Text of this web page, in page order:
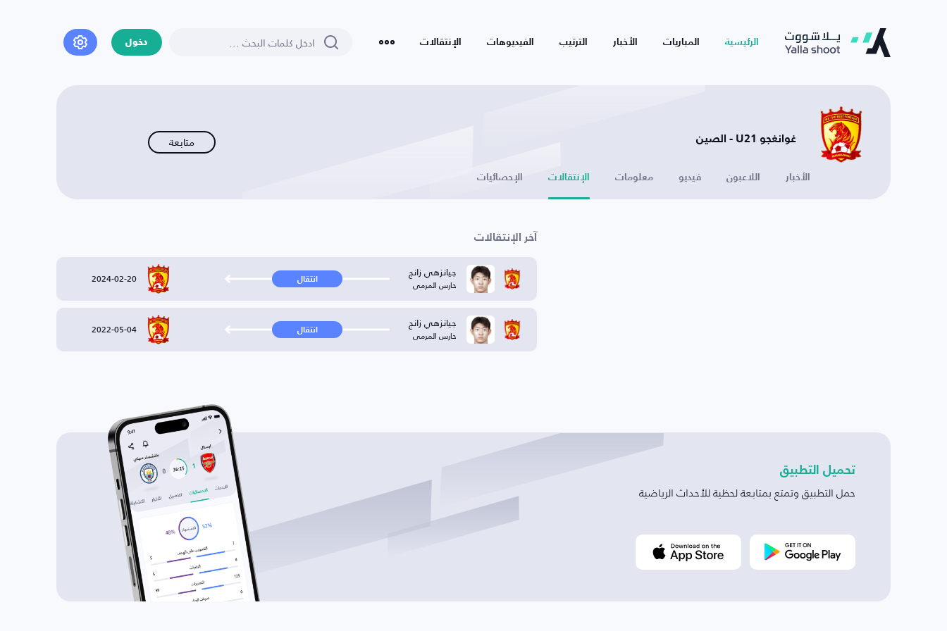
الرئيسية المباريات الأخبار الترتيب الفيديوهات الإنتقالات دخول
غوانغجو U21 - الصين متابعة
الأخبار اللاعبون فيديو معلومات الإنتقالات الإحصائيات
آخر الإنتقالات
جيانزهي زانج
حارس المرمى انتقال 2024-02-20
جيانزهي زانج
حارس المرمى انتقال 2022-05-04
تحميل التطبيق
حمل التطبيق وتمتع بمتابعة لحظية للأحداث الرياضية